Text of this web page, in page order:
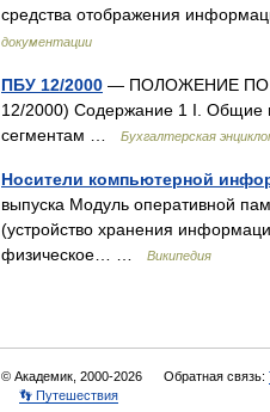
средства отображения
документации
ПБУ 12/2000 — ПОЛОЖЕНИЕ ПО
12/2000) Содержание 1 I. Общие
сегментам …
Бухгалтерская
Носители компьютерной
выпуска Модуль оперативной
(устройство хранения
физическое… …
Википедия
© Академик, 2000-2026 Обратная связь:
👣 Путешествия